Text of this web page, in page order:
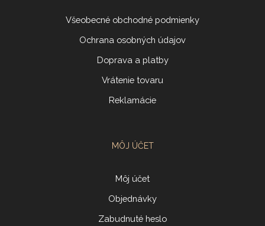
Všeobecné obchodné podmienky
Ochrana osobných údajov
Doprava a platby
Vrátenie tovaru
Reklamácie
MÔJ ÚČET
Môj účet
Objednávky
Zabudnuté heslo